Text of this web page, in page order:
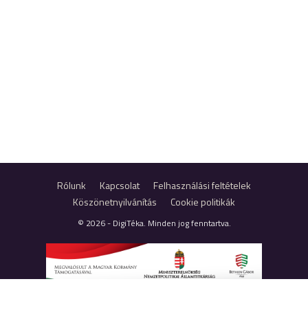
Rólunk Kapcsolat
Felhasználási feltételek
Köszönetnyilvánítás
Cookie politikák
© 2026 - DigiTéka. Minden jog fenntartva.